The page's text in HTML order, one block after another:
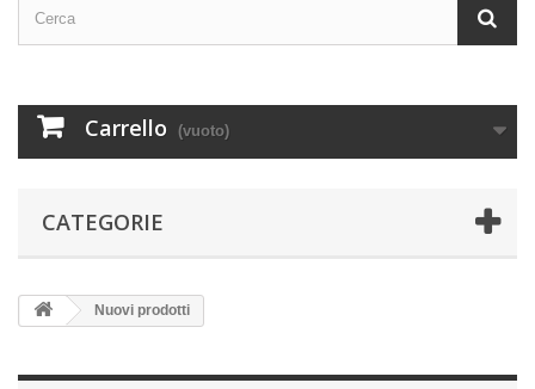
Carrello (vuoto)
CATEGORIE
Nuovi prodotti